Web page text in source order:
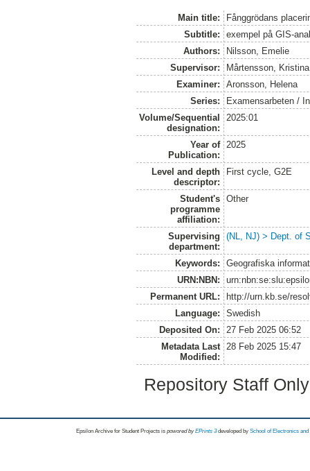
Main title:
Fånggrödans
Subtitle:
exempel på GIS-
Authors:
Nilsson, Emelie
Supervisor:
Mårtensson, Kristina
Examiner:
Aronsson, Helena
Series:
Examensarbeten /
Volume/Sequential
designation:
2025:01
Year of
Publication:
2025
Level and depth
descriptor:
First cycle, G2E
Student's
programme
affiliation:
Other
Supervising
department:
(NL, NJ) > Dept. of
Keywords:
Geografiska
URN:NBN:
Permanent URL:
http://urn.kb.se/
Language:
Swedish
Deposited On:
27 Feb 2025 06:52
Metadata Last
Modified:
28 Feb 2025 15:47
Repository Staff
Epsilon Archive for Student Projects is powored byEPrints 3 developed by School of Electronics